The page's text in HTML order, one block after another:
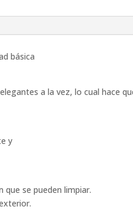
básica
a la vez, lo cual hace
y
se pueden limpiar.